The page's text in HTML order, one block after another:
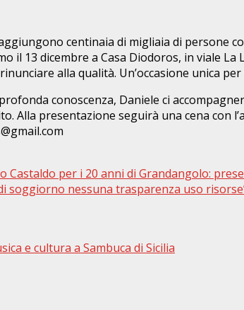
centinaia di migliaia di persone
il 13 dicembre a Casa Diodoros, in viale
alla qualità. Un’occasione unica
conoscenza, Daniele ci
Alla presentazione seguirà una cena
Castaldo per i 20 anni di Grandangolo:
soggiorno nessuna trasparenza uso
e cultura a Sambuca di Sicilia